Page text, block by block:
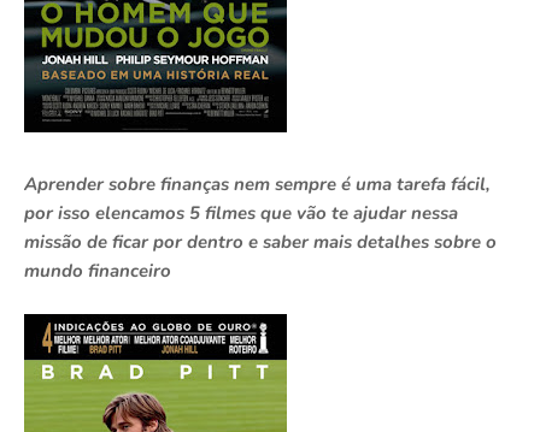
Aprender sobre finanças nem sempre é uma tarefa fácil,
por isso elencamos 5 filmes que vão te ajudar nessa
missão de ficar por dentro e saber mais detalhes sobre o
mundo financeiro